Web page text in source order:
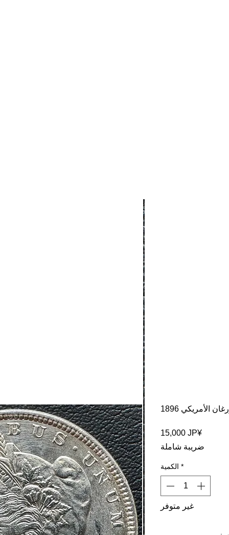
الأمريكي 1896
‏15,000 JP¥السعر
ضريبة شاملة
الكمية *
غير متوفر